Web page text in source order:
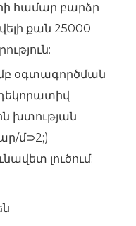
համար բարձր
քան 25000
օգտագործման
խտության
մ⊃2;)
լուծում: